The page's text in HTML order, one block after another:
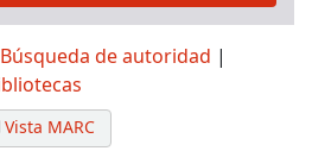
Búsqueda de autoridad
Vista MARC